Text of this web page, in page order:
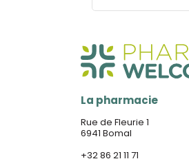
La pharmacie
Rue de Fleurie 1
6941 Bomal
+32 86 21 11 71